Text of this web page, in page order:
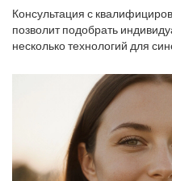
Консультация с
позволит подобрать
несколько технологий для